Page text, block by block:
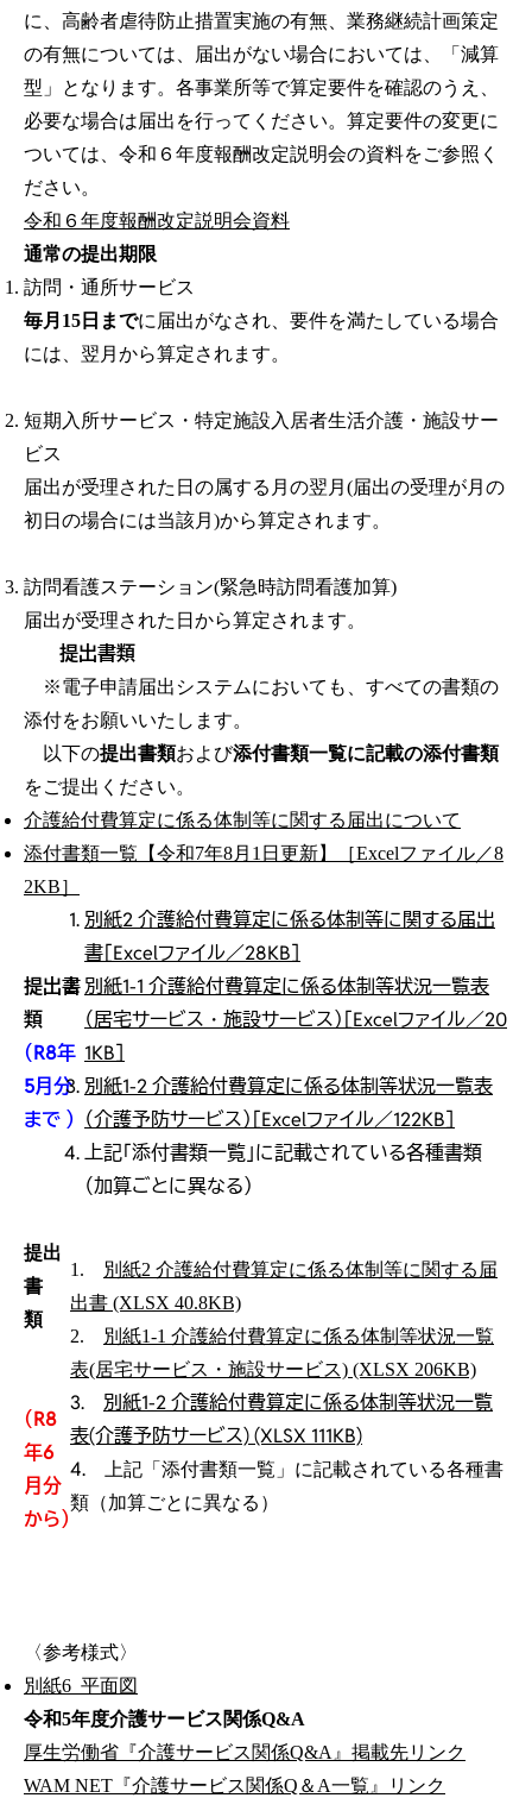
に、高齢者虐待防止措置実施の有無、業務継続計画策定
の有無については、届出がない場合においては、「減算
型」となります。各事業所等で算定要件を確認のうえ、
必要な場合は届出を行ってください。算定要件の変更に
ついては、令和６年度報酬改定説明会の資料をご参照く
ださい。
令和６年度報酬改定説明会資料
通常の提出期限
訪問・通所サービス
毎月15日までに届出がなされ、要件を満たしている場合
には、翌月から算定されます。
短期入所サービス・特定施設入居者生活介護・施設サー
ビス
届出が受理された日の属する月の翌月(届出の受理が月の
初日の場合には当該月)から算定されます。
訪問看護ステーション(緊急時訪問看護加算)
届出が受理された日から算定されます。
提出書類
※電子申請届出システムにおいても、すべての書類の
添付をお願いいたします。
以下の提出書類および添付書類一覧に記載の添付書類
をご提出ください。
介護給付費算定に係る体制等に関する届出について
添付書類一覧【令和7年8月1日更新】［Excelファイル／8
2KB］
提出書
類
（R8年
5月分
まで ）
別紙2 介護給付費算定に係る体制等に関する届出
書［Excelファイル／28KB］
別紙1-1 介護給付費算定に係る体制等状況一覧表
（居宅サービス・施設サービス）［Excelファイル／20
1KB］
別紙1-2 介護給付費算定に係る体制等状況一覧表
（介護予防サービス）［Excelファイル／122KB］
上記「添付書類一覧」に記載されている各種書類
（加算ごとに異なる）
提出
書
類
（R8
年6
月分
から）
1.
別紙2 介護給付費算定に係る体制等に関する届
出書 (XLSX 40.8KB)
2.
別紙1-1 介護給付費算定に係る体制等状況一覧
表(居宅サービス・施設サービス) (XLSX 206KB)
3. 別紙1-2 介護給付費算定に係る体制等状況一覧
表(介護予防サービス) (XLSX 111KB)
4.
上記「添付書類一覧」に記載されている各種書
類（加算ごとに異なる）
〈参考様式〉
別紙6_平面図
令和5年度介護サービス関係Q&A
厚生労働省『介護サービス関係Q&A』掲載先リンク
WAM NET『介護サービス関係Q＆A一覧』リンク